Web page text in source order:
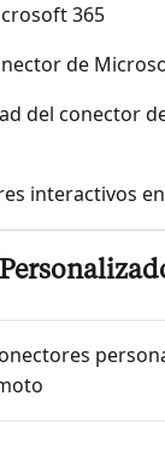
365
de
del conector
interactivos